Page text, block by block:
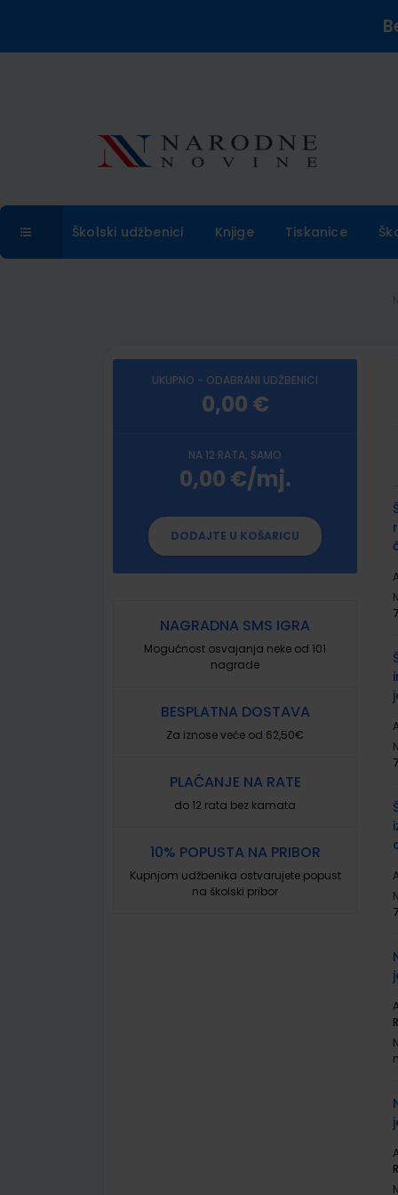
Školski udžbenici Knjige Tiskanice
UKUPNO - ODABRANI UDŽBENICI
0,00 €
NA 12 RATA, SAMO
0,00 €/mj.
DODAJTE U KOŠARICU
NAGRADNA SMS IGRA
Mogućnost osvajanja neke od 101
nagrade
BESPLATNA DOSTAVA
Za iznose veće od 62,50€
PLAĆANJE NA RATE
do 12 rata bez kamata
10% POPUSTA NA PRIBOR
Kupnjom udžbenika ostvarujete popust
na školski pribor